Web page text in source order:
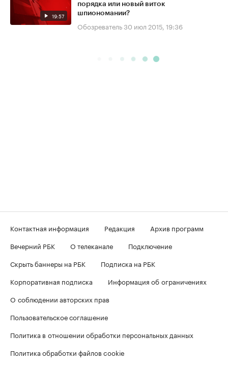
19:57
порядка или новый виток
шпиономании?
Обозреватель30 июл 2015, 19:36
Контактная информация Редакция
Архив программ
Вечерний РБК
О телеканале
Подключение
Скрыть баннеры на РБК
Подписка на РБК
Корпоративная подписка
Информация об ограничениях
О соблюдении авторских прав
Пользовательское соглашение
Политика в отношении обработки персональных данных
Политика обработки файлов cookie